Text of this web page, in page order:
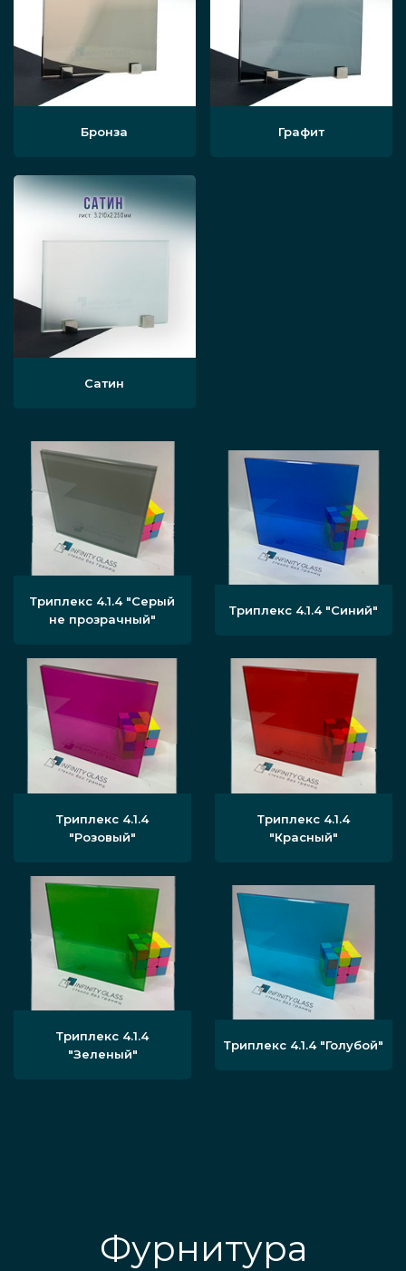
Бронза Графит
Сатин
Триплекс 4.1.4 "Серый
не прозрачный"
Триплекс 4.1.4 "Синий"
Триплекс 4.1.4
"Розовый"
Триплекс 4.1.4
"Красный"
Триплекс 4.1.4
"Зеленый"
Триплекс 4.1.4 "Голубой"
Фурнитура